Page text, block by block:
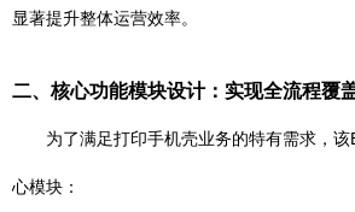
显著提升整体运营效率。
二、核心功能模块设计：实现全流程覆
为了满足打印手机壳业务的特有需求，
心模块：